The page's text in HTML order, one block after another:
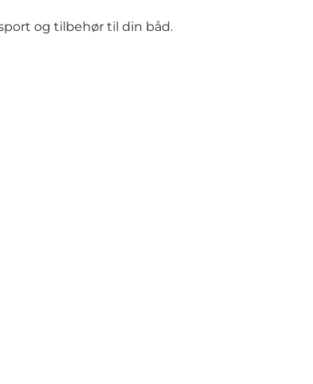
og tilbehør til din båd.